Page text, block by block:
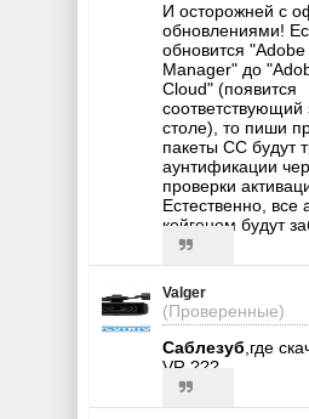
И осторожней с
обновлениями!
обновится
Manager" до
Cloud" (появится
соответствующий
столе), то пиши
пакеты СС будут
аунтификации
проверки
Естественно, все
кейгеном будут
Valger
(Проверенные)
Саблезуб,где
VR ???